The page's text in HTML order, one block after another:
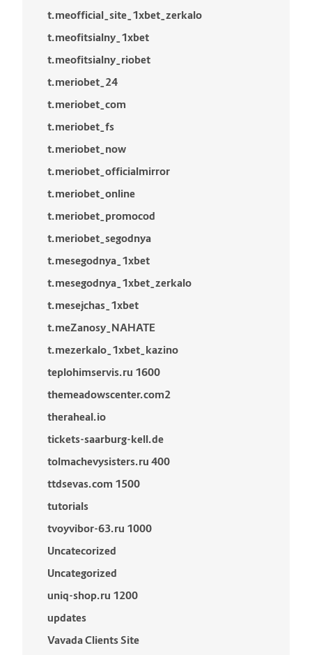
t.meofficial_site_1xbet_zerkalo
t.meofitsialny_1xbet
t.meofitsialny_riobet
t.meriobet_24
t.meriobet_com
t.meriobet_fs
t.meriobet_now
t.meriobet_officialmirror
t.meriobet_online
t.meriobet_promocod
t.meriobet_segodnya
t.mesegodnya_1xbet
t.mesegodnya_1xbet_zerkalo
t.mesejchas_1xbet
t.meZanosy_NAHATE
t.mezerkalo_1xbet_kazino
teplohimservis.ru 1600
themeadowscenter.com2
theraheal.io
tickets-saarburg-kell.de
tolmachevysisters.ru 400
ttdsevas.com 1500
tutorials
tvoyvibor-63.ru 1000
Uncatecorized
Uncategorized
uniq-shop.ru 1200
updates
Vavada Clients Site